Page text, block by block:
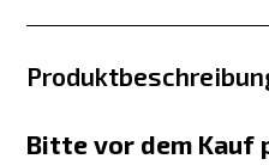
Bitte vor dem Kauf